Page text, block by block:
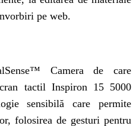
pe web.
Camera de care
tactil Inspiron 15 5000
sensibilă care permite
folosirea de gesturi pentru